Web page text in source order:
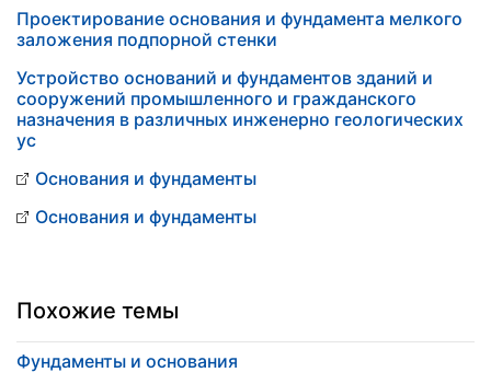
Проектирование основания и фундамента мелкого
заложения подпорной стенки
Устройство оснований и фундаментов зданий и
сооружений промышленного и гражданского
назначения в различных инженерно геологических
ус
Основания и фундаменты
Основания и фундаменты
Похожие темы
Фундаменты и основания